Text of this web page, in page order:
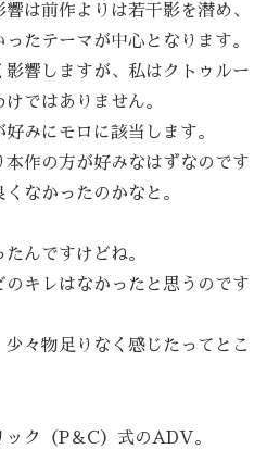
は前作よりは若干影を潜め、
たテーマが中心となります。
影響しますが、私はクトゥルー
ではありません。
みにモロに該当します。
作の方が好みなはずなのです
なかったのかなと。
んですけどね。
キレはなかったと思うのです
々物足りなく感じたってとこ
ク（P＆C）式のADV。